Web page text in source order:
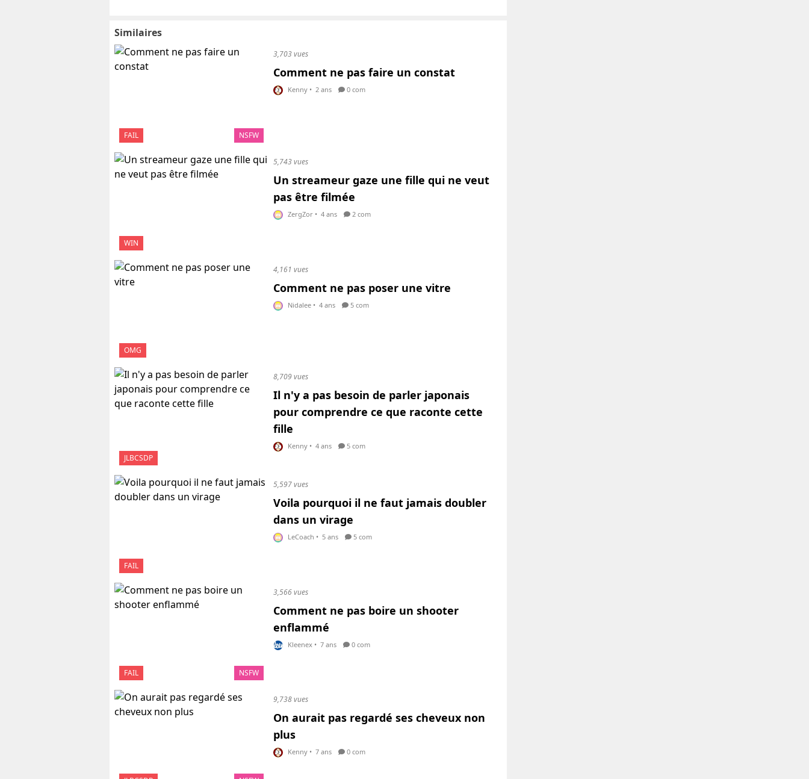
Similaires
FAIL NSFW
3,703 vues
Comment ne pas faire un constat
Kenny • 2 ans 0 com
WIN
5,743 vues
Un streameur gaze une fille qui ne veut
pas être filmée
ZergZor • 4 ans 2 com
OMG
4,161 vues
Comment ne pas poser une vitre
Nidalee • 4 ans 5 com
JLBCSDP
8,709 vues
Il n'y a pas besoin de parler japonais
pour comprendre ce que raconte cette
fille
Kenny • 4 ans 5 com
FAIL
5,597 vues
Voila pourquoi il ne faut jamais doubler
dans un virage
LeCoach • 5 ans 5 com
FAIL NSFW
3,566 vues
Comment ne pas boire un shooter
enflammé
Kleenex • 7 ans 0 com
9,738 vues
On aurait pas regardé ses cheveux non
plus
Kenny • 7 ans 0 com